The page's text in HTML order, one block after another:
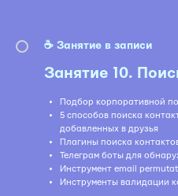
☕️ Занятие в записи
Занятие 10.
Подбор корпоративной
5 способов поиска
добавленных в друзья
Плагины поиска
Телеграм боты для
Инструмент email
Инструменты валидации